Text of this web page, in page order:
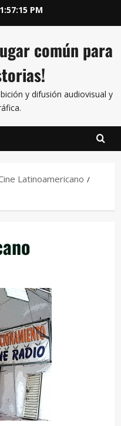
1:57:15 PM
común para
y difusión audiovisual y
Latinoamericano